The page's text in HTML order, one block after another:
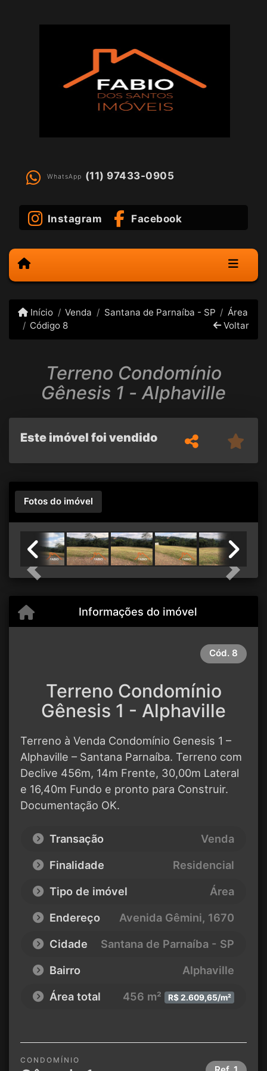
WhatsApp (11) 97433-0905
Instagram Facebook
Início Venda Santana de Parnaíba - SP
Área
Código 8
Voltar
Terreno Condomínio
Gênesis 1 - Alphaville
Este imóvel foi vendido
Fotos do imóvel
Previous Next
Informações do imóvel
Cód. 8
Terreno Condomínio
Gênesis 1 - Alphaville
Terreno à Venda Condomínio Genesis 1 –
Alphaville – Santana Parnaíba. Terreno com
Declive 456m, 14m Frente, 30,00m Lateral
e 16,40m Fundo e pronto para Construir.
Documentação OK.
Transação
Venda
Finalidade
Residencial
Tipo de imóvel
Área
Endereço
Avenida Gêmini, 1670
Cidade
Santana de Parnaíba - SP
Bairro
Alphaville
Área total
456 m² R$ 2.609,65/m²
CONDOMÍNIO